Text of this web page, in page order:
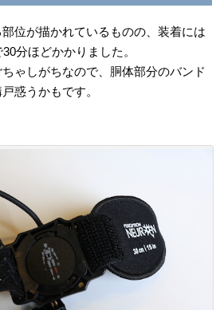
位が描かれているものの、装着には
分ほどかかりました。
ゃしがちなので、胴体部分のバンド
惑うかもです。